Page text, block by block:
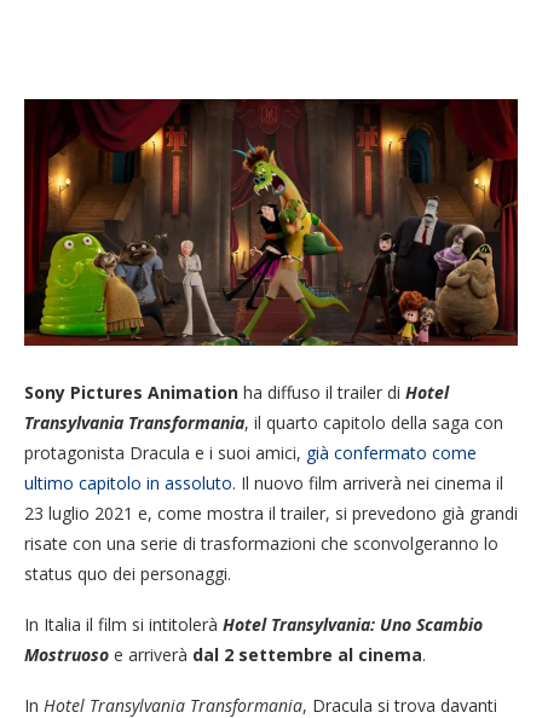
Sony Pictures Animation ha diffuso il trailer di Hotel
Transylvania Transformania, il quarto capitolo della saga con
protagonista Dracula e i suoi amici, già confermato come
ultimo capitolo in assoluto. Il nuovo film arriverà nei cinema il
23 luglio 2021 e, come mostra il trailer, si prevedono già grandi
risate con una serie di trasformazioni che sconvolgeranno lo
status quo dei personaggi.
In Italia il film si intitolerà Hotel Transylvania: Uno Scambio
Mostruoso e arriverà dal 2 settembre al cinema.
In Hotel Transylvania Transformania, Dracula si trova davanti